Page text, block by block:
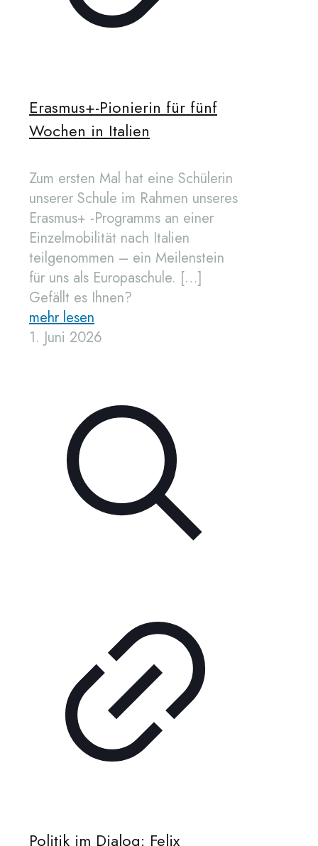
Erasmus+-Pionierin für fünf
Wochen in Italien
Zum ersten Mal hat eine Schülerin
unserer Schule im Rahmen unseres
Erasmus+ -Programms an einer
Einzelmobilität nach Italien
teilgenommen – ein Meilenstein
für uns als Europaschule. […]
Gefällt es Ihnen?
mehr lesen
1. Juni 2026
Politik im Dialog: Felix